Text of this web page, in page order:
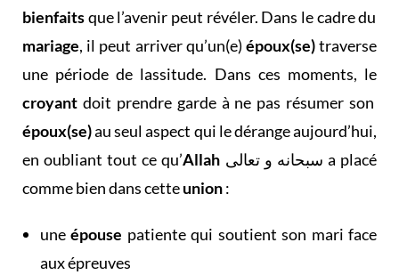
bienfaitsque l’avenir peut révéler. Dans le cadre du
mariage, il peut arriver qu’un(e) époux(se)traverse
une période de lassitude. Dans ces moments, le
croyant doit prendre garde à ne pas résumer son
époux(se)au seul aspect qui le dérange aujourd’hui,
en oubliant tout ce qu’Allah
comme bien dans cetteunion:
une épouse patiente qui soutient son mari face
aux épreuves